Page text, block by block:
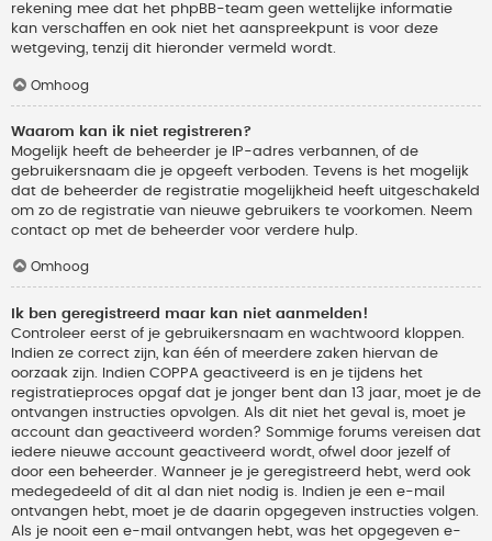
rekening mee dat het phpBB-team geen wettelijke informatie
kan verschaffen en ook niet het aanspreekpunt is voor deze
wetgeving, tenzij dit hieronder vermeld wordt.
Omhoog
Waarom kan ik niet registreren?
Mogelijk heeft de beheerder je IP-adres verbannen, of de
gebruikersnaam die je opgeeft verboden. Tevens is het mogelijk
dat de beheerder de registratie mogelijkheid heeft uitgeschakeld
om zo de registratie van nieuwe gebruikers te voorkomen. Neem
contact op met de beheerder voor verdere hulp.
Omhoog
Ik ben geregistreerd maar kan niet aanmelden!
Controleer eerst of je gebruikersnaam en wachtwoord kloppen.
Indien ze correct zijn, kan één of meerdere zaken hiervan de
oorzaak zijn. Indien COPPA geactiveerd is en je tijdens het
registratieproces opgaf dat je jonger bent dan 13 jaar, moet je de
ontvangen instructies opvolgen. Als dit niet het geval is, moet je
account dan geactiveerd worden? Sommige forums vereisen dat
iedere nieuwe account geactiveerd wordt, ofwel door jezelf of
door een beheerder. Wanneer je je geregistreerd hebt, werd ook
medegedeeld of dit al dan niet nodig is. Indien je een e-mail
ontvangen hebt, moet je de daarin opgegeven instructies volgen.
Als je nooit een e-mail ontvangen hebt, was het opgegeven e-